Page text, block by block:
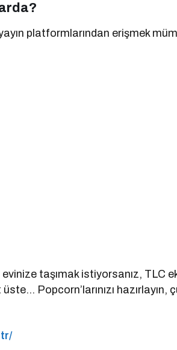
platformlarından erişmek
taşımak istiyorsanız, TLC
Popcorn’larınızı hazırlayın,